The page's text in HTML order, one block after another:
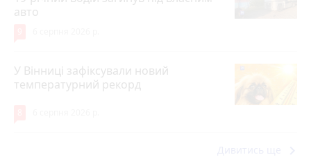
авто
У Вінниці зафіксували новий
температурний рекорд